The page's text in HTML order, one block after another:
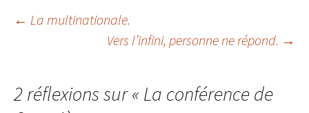
Navigation
← La multinationale.
Vers l’infini, personne ne répond. →
2 réflexions sur « La conférence de